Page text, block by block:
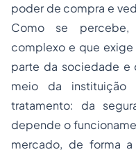
poder de compra e
Como se
complexo e que
parte da sociedade e
meio da
tratamento: da
depende o
mercado, de forma